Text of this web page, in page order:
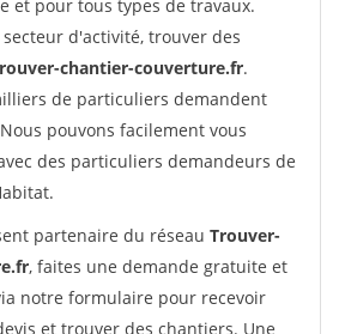
et pour tous types de travaux.
d'activité, trouver des
chantier-couverture.fr.
de particuliers demandent
pouvons facilement vous
des particuliers demandeurs de
partenaire du réseau Trouver-
, faites une demande gratuite et
notre formulaire pour recevoir
et trouver des chantiers. Une